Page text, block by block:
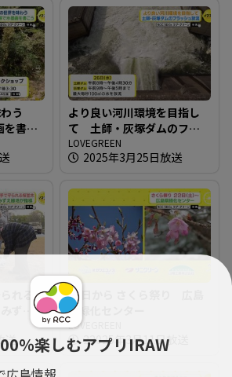
％楽しむアプリIRAW
わう
を書こ
より良い河川環境を目指し
て 土師・灰塚ダムのフラ
ッシュ放流
LOVEGREEN
2025年3月25日放送
ずえ
送
22日から さくら祭り 広島
県緑化センター
LOVEGREEN
22025年3月11日放送